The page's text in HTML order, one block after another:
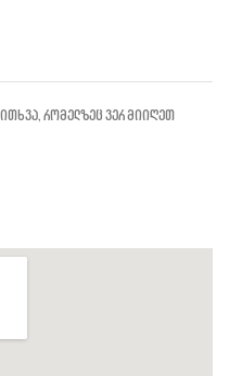
რომელზეც ვერ მიიღეთ